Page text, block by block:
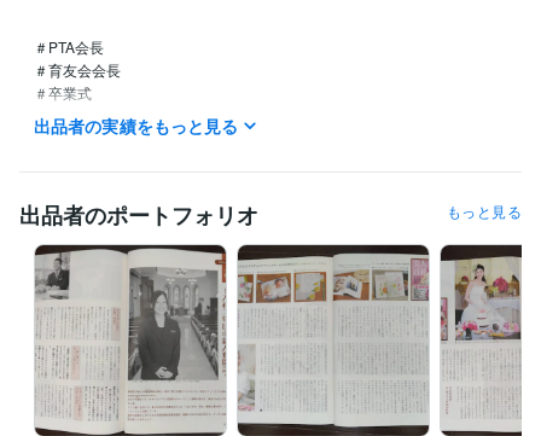
＃PTA会長
＃育友会会長
＃卒業式
＃祝辞
＃スピーチ
＃保護者代表
#ウェディング
＃ブライダル
＃ライター
＃観光
＃ホテル
＃旅行
＃節約
＃ファイナンシャルプランナー
経験職種
出品者の実績をもっと見る
出品者のポートフォリオ もっと見る